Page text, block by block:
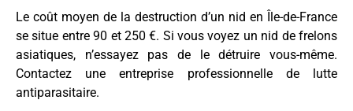
Le coût moyen de la destruction d’un nid en Île-de-France
se situe entre 90 et 250 €. Si vous voyez un nid de frelons
asiatiques, n’essayez pas de le détruire vous-même.
Contactez une entreprise professionnelle de lutte
antiparasitaire.